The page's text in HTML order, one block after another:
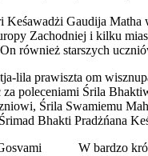
Gaudija Matha
Zachodniej i kilku
również starszych
lila prawiszta om
poleceniami Śrila
Śrila Swamiemu
Bhakti Pradżńana
W bardzo